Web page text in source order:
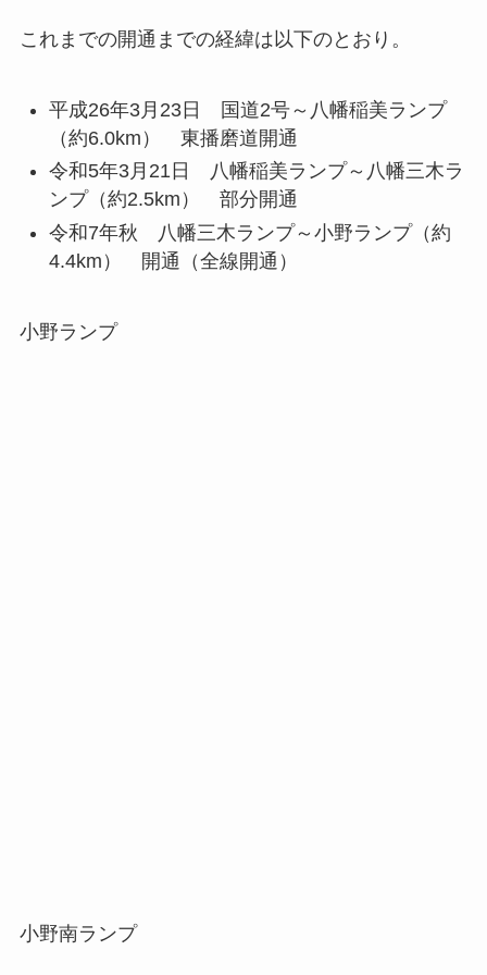
これまでの開通までの経緯は以下のとおり。
平成26年3月23日 国道2号～八幡稲美ランプ
（約6.0km） 東播磨道開通
令和5年3月21日 八幡稲美ランプ～八幡三木ラ
ンプ（約2.5km） 部分開通
令和7年秋 八幡三木ランプ～小野ランプ（約
4.4km） 開通（全線開通）
小野ランプ
小野南ランプ